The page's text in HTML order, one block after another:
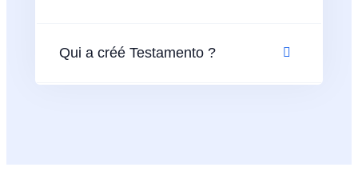
Qui a créé Testamento ?